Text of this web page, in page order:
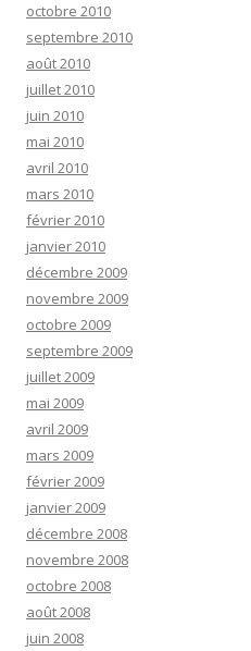
octobre 2010
septembre 2010
août 2010
juillet 2010
juin 2010
mai 2010
avril 2010
mars 2010
février 2010
janvier 2010
décembre 2009
novembre 2009
octobre 2009
septembre 2009
juillet 2009
mai 2009
avril 2009
mars 2009
février 2009
janvier 2009
décembre 2008
novembre 2008
octobre 2008
août 2008
juin 2008